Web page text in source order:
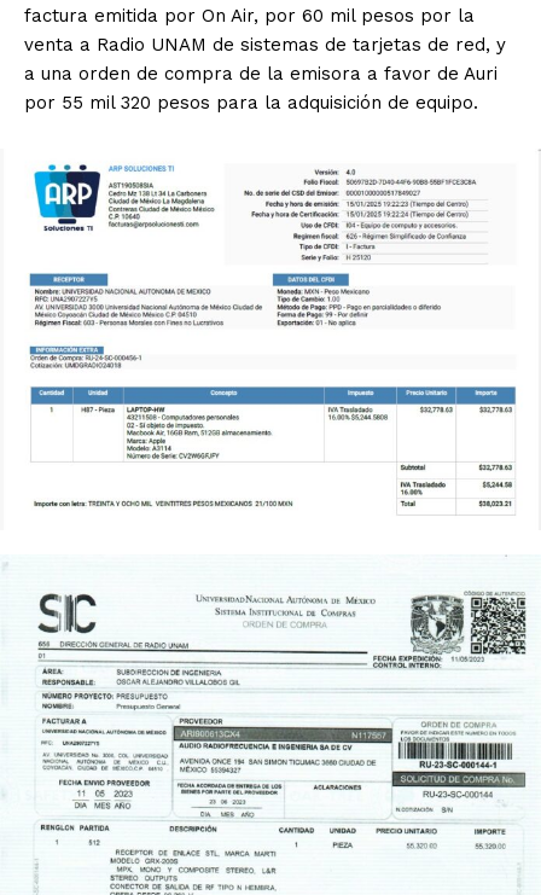
factura emitida por On Air, por 60 mil pesos por la
venta a Radio UNAM de sistemas de tarjetas de red, y
a una orden de compra de la emisora a favor de Auri
por 55 mil 320 pesos para la adquisición de equipo.